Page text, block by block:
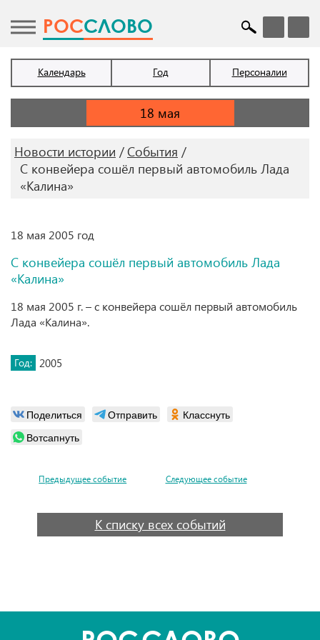
POCСЛОВО
Календарь Год Персоналии
Новости истории
События
С конвейера сошёл первый автомобиль Лада
«Калина»
18 мая 2005 год
С конвейера сошёл первый автомобиль Лада
«Калина»
18 мая 2005 г. – с конвейера сошёл первый автомобиль
Лада «Калина».
Год: 2005
Поделиться Отправить
Класснуть
Вотсапнуть
Предыдущее событие Следующее событие
К списку всех событий